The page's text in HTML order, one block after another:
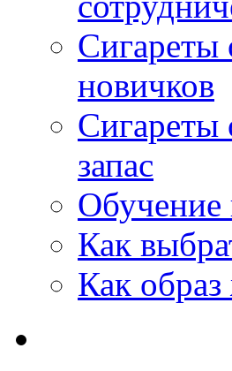
новичков
Сигареты
запас
Обучение
Как
Как образ